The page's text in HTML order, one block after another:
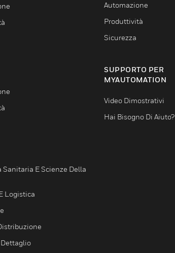
Sanitaria E Scienze Della
Logistica
Automazione
Produttività
Sicurezza
SUPPORTO PER
MYAUTOMATION
Video Dimostrativi
Hai Bisogno Di Aiuto?